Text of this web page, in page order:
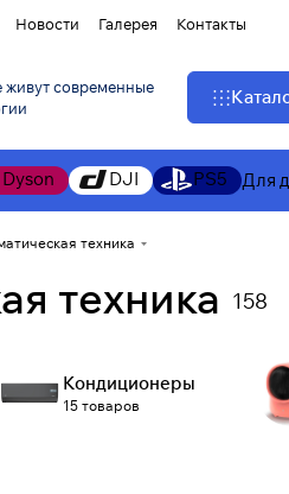
Новости Галерея Контакты
живут современные
Dyson DJI PS5 Для
техника
техника 158
Кондиционеры
15 товаров